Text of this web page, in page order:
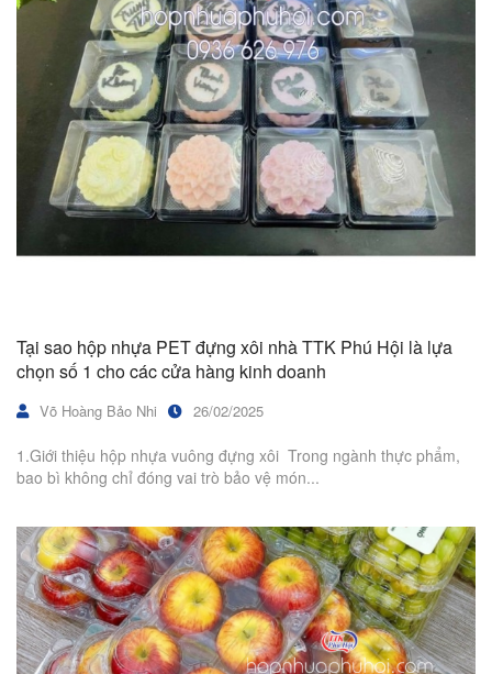
Tại sao hộp nhựa PET đựng xôi nhà TTK Phú Hội là lựa
chọn số 1 cho các cửa hàng kinh doanh
Võ Hoàng Bảo Nhi 26/02/2025
1.Giới thiệu hộp nhựa vuông đựng xôi Trong ngành thực phẩm,
bao bì không chỉ đóng vai trò bảo vệ món...